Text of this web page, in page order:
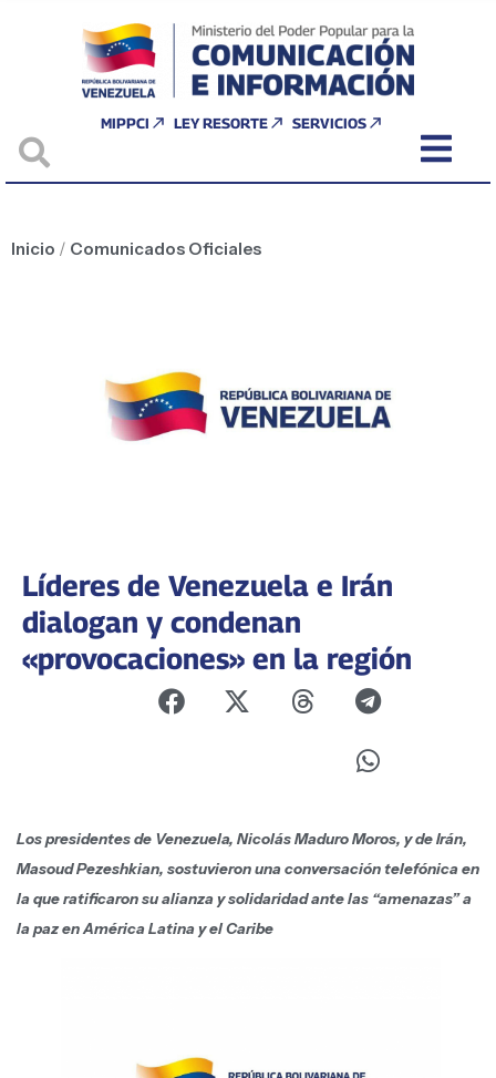
MIPPCI LEY RESORTE SERVICIOS
Inicio / Comunicados Oficiales
Líderes de Venezuela e Irán
dialogan y condenan
«provocaciones» en la región
Los presidentes de Venezuela, Nicolás Maduro Moros, y de Irán,
Masoud Pezeshkian, sostuvieron una conversación telefónica en
la que ratificaron su alianza y solidaridad ante las “amenazas” a
la paz en América Latina y el Caribe